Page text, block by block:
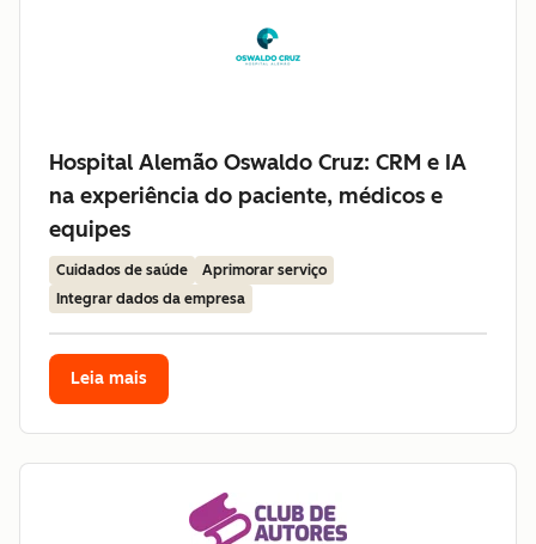
Hospital Alemão Oswaldo Cruz: CRM e IA
na experiência do paciente, médicos e
equipes
Cuidados de saúde
Aprimorar serviço
Integrar dados da empresa
Leia mais